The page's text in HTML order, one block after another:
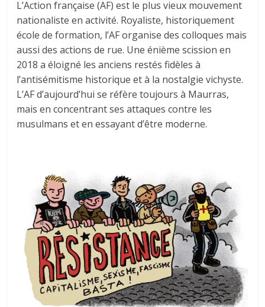
L’Action française (AF) est le plus vieux mouvement
nationaliste en activité. Royaliste, historiquement
école de formation, l’AF organise des colloques mais
aussi des actions de rue. Une énième scission en
2018 a éloigné les anciens restés fidèles à
l’antisémitisme historique et à la nostalgie vichyste.
L’AF d’aujourd’hui se réfère toujours à Maurras,
mais en concentrant ses attaques contre les
musulmans et en essayant d’être moderne.